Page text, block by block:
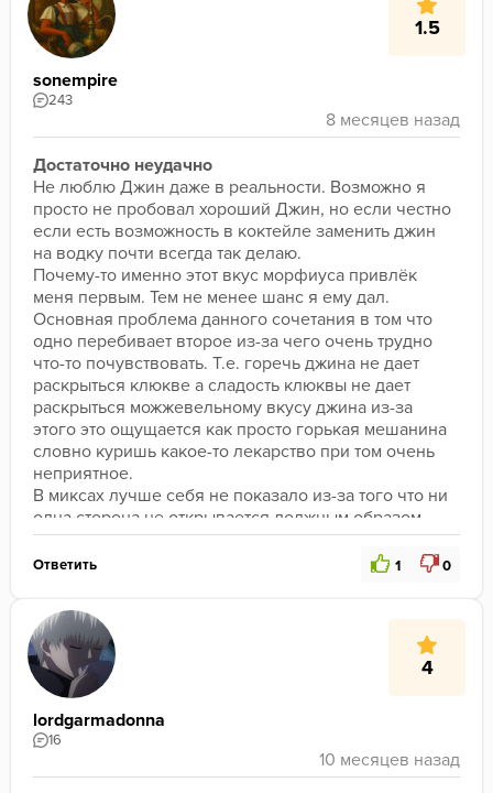
1.5
sonempire
243
Достаточно неудачно
Не люблю Джин даже в реальности. Возможно я
просто не пробовал хороший Джин, но если честно
если есть возможность в коктейле заменить джин
на водку почти всегда так делаю.
Почему-то именно этот вкус морфиуса привлёк
меня первым. Тем не менее шанс я ему дал.
Основная проблема данного сочетания в том что
одно перебивает второе из-за чего очень трудно
что-то почувствовать. Т.е. горечь джина не дает
раскрыться клюкве а сладость клюквы не дает
раскрыться можжевельному вкусу джина из-за
этого это ощущается как просто горькая мешанина
словно куришь какое-то лекарство при том очень
неприятное.
В миксах лучше себя не показало из-за того что ни
одна сторона не открывается должным образом
получается что вы просто добавляется в микс
горечь. Не могу сказать что это критически плохо -
Ответить 1 0
4
lordgarmadonna
16